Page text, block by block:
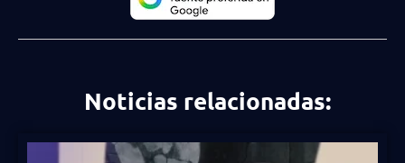
Noticias relacionadas: